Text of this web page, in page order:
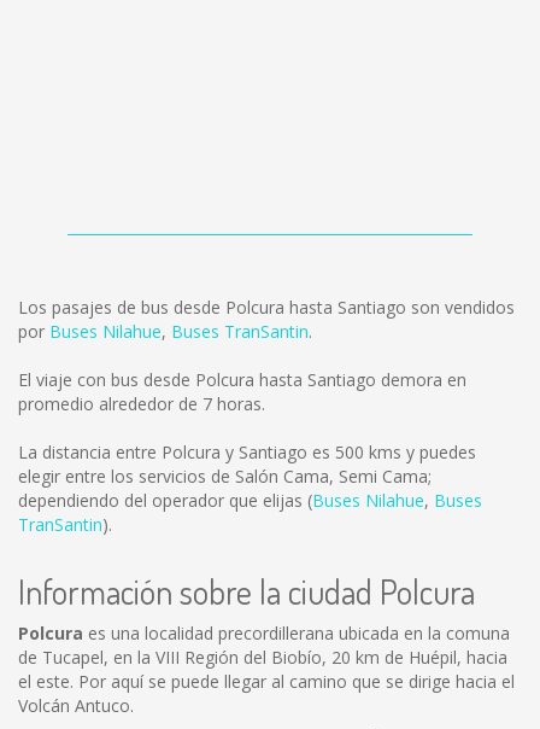
Los pasajes de bus desde Polcura hasta Santiago son vendidos
por Buses Nilahue, Buses TranSantin.
El viaje con bus desde Polcura hasta Santiago demora en
promedio alrededor de 7 horas.
La distancia entre Polcura y Santiago es 500 kms y puedes
elegir entre los servicios de Salón Cama, Semi Cama;
dependiendo del operador que elijas (Buses Nilahue, Buses
TranSantin).
Información sobre la ciudad Polcura
Polcura es una localidad precordillerana ubicada en la comuna
de Tucapel, en la VIII Región del Biobío, 20 km de Huépil, hacia
el este. Por aquí se puede llegar al camino que se dirige hacia el
Volcán Antuco.